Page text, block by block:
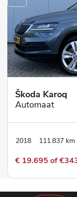
Škoda Karoq
Automaat
2018 111.837 km
€ 19.695 of